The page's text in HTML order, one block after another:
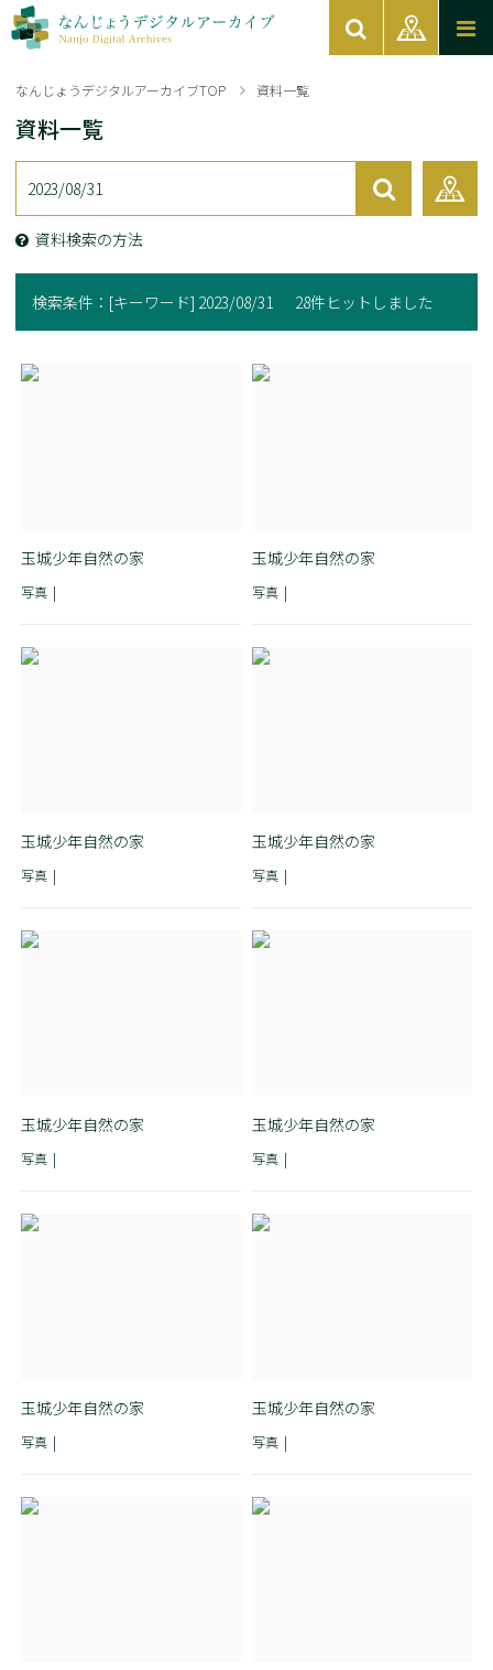
なんじょうデジタルアーカイブTOP 資料一覧
資料一覧
資料検索の方法
検索条件： [キーワード] 2023/08/31 28件ヒットしました
玉城少年自然の家
写真
玉城少年自然の家
写真
玉城少年自然の家
写真
玉城少年自然の家
写真
玉城少年自然の家
写真
玉城少年自然の家
写真
玉城少年自然の家
写真
玉城少年自然の家
写真